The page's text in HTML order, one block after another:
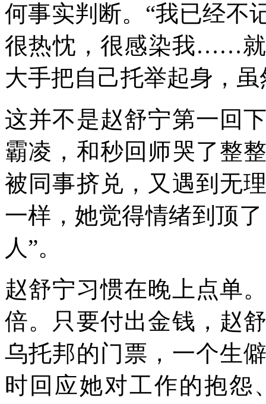
何事实判断。“我已经不
很热忱，很感染我……就
大手把自己托举起身，
这并不是赵舒宁第一回
霸凌，和秒回师哭了整
被同事挤兑，又遇到无
一样，她觉得情绪到顶
人”。
赵舒宁习惯在晚上点单
倍。只要付出金钱，赵
乌托邦的门票，一个生
时回应她对工作的抱怨